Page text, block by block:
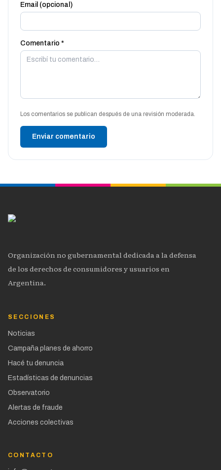
Email (opcional)
Comentario *
Los comentarios se publican después de una revisión moderada.
Enviar comentario
Organización no gubernamental dedicada a la defensa
de los derechos de consumidores y usuarios en
Argentina.
SECCIONES
Noticias
Campaña planes de ahorro
Hacé tu denuncia
Estadísticas de denuncias
Observatorio
Alertas de fraude
Acciones colectivas
CONTACTO